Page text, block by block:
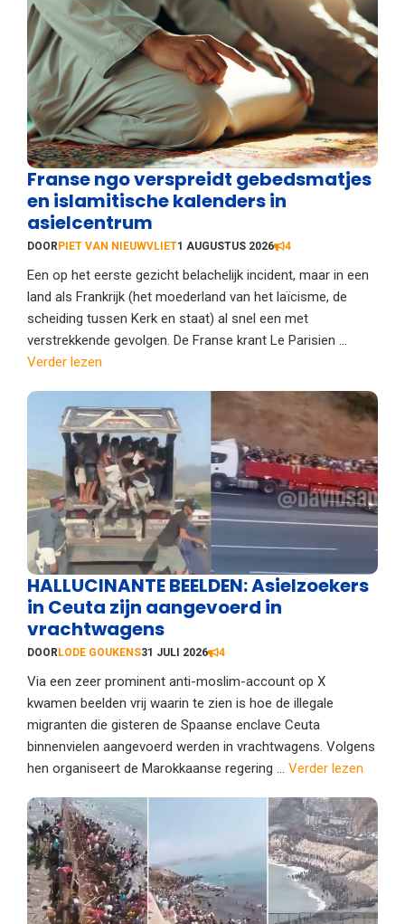
Franse ngo verspreidt gebedsmatjes
en islamitische kalenders in
asielcentrum
DOORPIET VAN NIEUWVLIET1 AUGUSTUS 2026 4
Een op het eerste gezicht belachelijk incident, maar in een
land als Frankrijk (het moederland van het laïcisme, de
scheiding tussen Kerk en staat) al snel een met
verstrekkende gevolgen. De Franse krant Le Parisien ...
Verder lezen
HALLUCINANTE BEELDEN: Asielzoekers
in Ceuta zijn aangevoerd in
vrachtwagens
DOORLODE GOUKENS31 JULI 2026 4
Via een zeer prominent anti-moslim-account op X
kwamen beelden vrij waarin te zien is hoe de illegale
migranten die gisteren de Spaanse enclave Ceuta
binnenvielen aangevoerd werden in vrachtwagens. Volgens
hen organiseert de Marokkaanse regering ... Verder lezen